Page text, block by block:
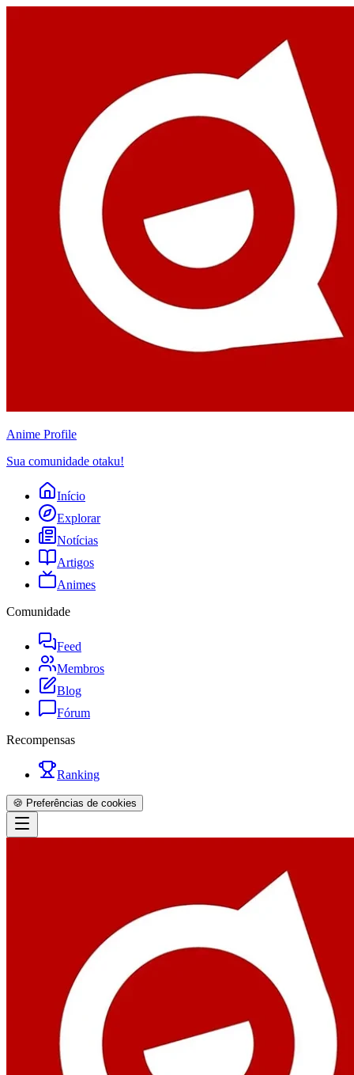
Anime Profile
Sua comunidade otaku!
Início
Explorar
Notícias
Artigos
Animes
Comunidade
Feed
Membros
Blog
Fórum
Recompensas
Ranking
🍪 Preferências de cookies